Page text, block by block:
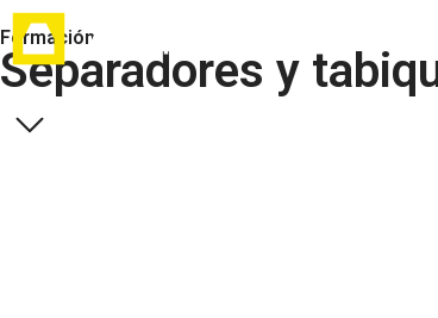
Formación
Separadores y